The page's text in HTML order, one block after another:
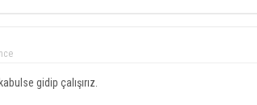
gidip çalışırız.